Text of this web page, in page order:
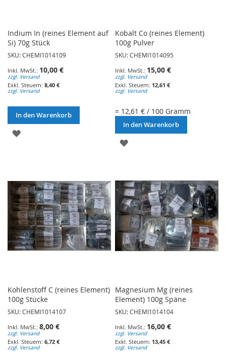
Indium In (reines Element auf
Si) 70g Stück
SKU: CHEMI1014109
10,00 €
zzgl. Versand
8,40 €
zzgl. Versand
In den Warenkorb
ZUR
Kobalt Co (reines Element)
100g Pulver
SKU: CHEMI1014095
15,00 €
zzgl. Versand
12,61 €
zzgl. Versand
= 12,61 € / 100 Gramm
In den Warenkorb
ZUR
Kohlenstoff C (reines Element)
100g Stücke
SKU: CHEMI1014107
8,00 €
zzgl. Versand
6,72 €
zzgl. Versand
Magnesium Mg (reines
Element) 100g Späne
SKU: CHEMI1014104
16,00 €
zzgl. Versand
13,45 €
zzgl. Versand